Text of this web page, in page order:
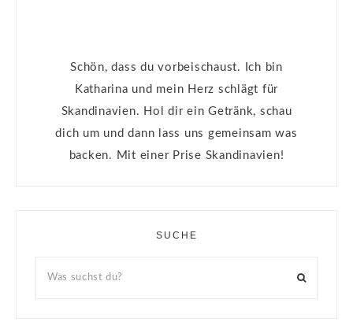
Schön, dass du vorbeischaust. Ich bin
Katharina und mein Herz schlägt für
Skandinavien. Hol dir ein Getränk, schau
dich um und dann lass uns gemeinsam was
backen. Mit einer Prise Skandinavien!
SUCHE